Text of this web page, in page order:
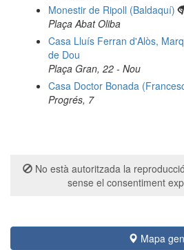
Monestir de Ripoll (Baldaquí)
Plaça Abat Oliba
Casa Lluís Ferran d'Alòs,
de Dou
Plaça Gran, 22 - Nou
Casa Doctor Bonada
Progrés, 7
Mapa
No està autoritzada la
sense el consentiment